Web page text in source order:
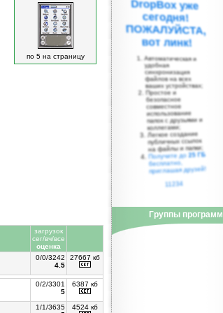
по 5 на страницу
загрузок
сег/вч/все
оценка
0/0/3242
4.5
27667 кб
0/2/3301
5
6387 кб
1/1/3635
4524 кб
вот линк!
Автоматическая и
удобная
синхронизация
файлов на всех
ваших устройствах;
Простое и
безопасное
совместное
использование
папок с друзьями и
коллегами;
Легкое создание
публичных ссылок
на файлы и папки;
Получите до25 ГБ
бесплатно,
приглашая друзей!
11234
Группы программ